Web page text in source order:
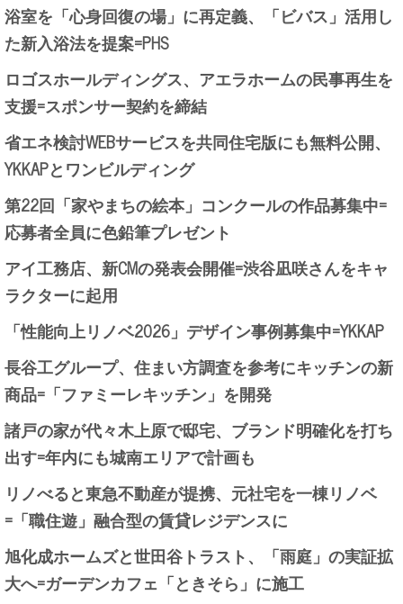
浴室を「心身回復の場」に再定義、「ビバス」活用し
た新入浴法を提案=PHS
ロゴスホールディングス、アエラホームの民事再生を
支援=スポンサー契約を締結
省エネ検討WEBサービスを共同住宅版にも無料公開、
YKKAPとワンビルディング
第22回「家やまちの絵本」コンクールの作品募集中=
応募者全員に色鉛筆プレゼント
アイ工務店、新CMの発表会開催=渋谷凪咲さんをキャ
ラクターに起用
「性能向上リノベ2026」デザイン事例募集中=YKKAP
長谷工グループ、住まい方調査を参考にキッチンの新
商品=「ファミーレキッチン」を開発
諸戸の家が代々木上原で邸宅、ブランド明確化を打ち
出す=年内にも城南エリアで計画も
リノべると東急不動産が提携、元社宅を一棟リノベ
=「職住遊」融合型の賃貸レジデンスに
旭化成ホームズと世田谷トラスト、「雨庭」の実証拡
大へ=ガーデンカフェ「ときそら」に施工